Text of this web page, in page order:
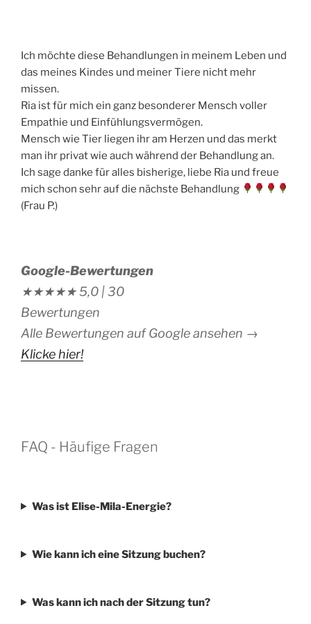
Ich möchte diese Behandlungen in meinem Leben und
das meines Kindes und meiner Tiere nicht mehr
missen.
Ria ist für mich ein ganz besonderer Mensch voller
Empathie und Einfühlungsvermögen.
Mensch wie Tier liegen ihr am Herzen und das merkt
man ihr privat wie auch während der Behandlung an.
Ich sage danke für alles bisherige, liebe Ria und freue
mich schon sehr auf die nächste Behandlung
(Frau P.)
Google-Bewertungen
★★★★★5,0 |30
Bewertungen
Alle Bewertungen auf Google ansehen →
Klicke hier!
FAQ - Häufige Fragen
Was ist Elise-Mila-Energie?
Wie kann ich eine Sitzung buchen?
Was kann ich nach der Sitzung tun?